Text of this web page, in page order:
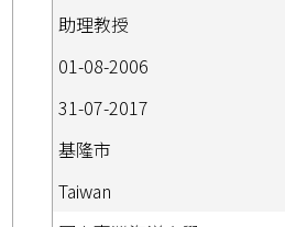
助理教授
01-08-2006
31-07-2017
基隆市
Taiwan